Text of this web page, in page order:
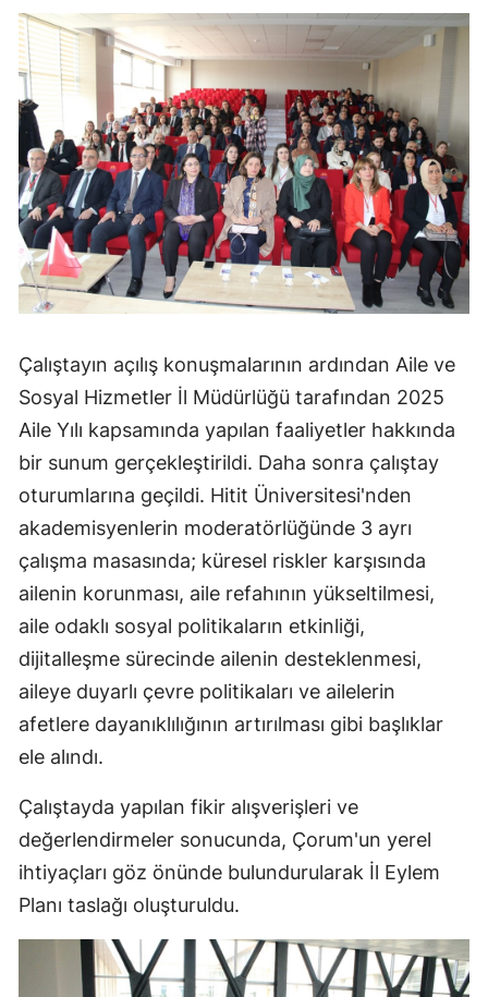
Erzincan
Erzurum
Eskişehir
Gaziantep
Giresun
Gümüşhane
Hakkari
Hatay
Isparta
İstanbul
İzmir
Kars
Kastamonu
Kayseri
Kırklareli
Kocaeli
Konya
Malatya
Manisa
Çalıştayın açılış konuşmalarının ardından Aile ve
Sosyal Hizmetler İl Müdürlüğü tarafından 2025
Aile Yılı kapsamında yapılan faaliyetler hakkında
bir sunum gerçekleştirildi. Daha sonra çalıştay
oturumlarına geçildi. Hitit Üniversitesi'nden
akademisyenlerin moderatörlüğünde 3 ayrı
çalışma masasında; küresel riskler karşısında
ailenin korunması, aile refahının yükseltilmesi,
aile odaklı sosyal politikaların etkinliği,
dijitalleşme sürecinde ailenin desteklenmesi,
aileye duyarlı çevre politikaları ve ailelerin
afetlere dayanıklılığının artırılması gibi başlıklar
ele alındı.
Çalıştayda yapılan fikir alışverişleri ve
değerlendirmeler sonucunda, Çorum'un yerel
ihtiyaçları göz önünde bulundurularak İl Eylem
Planı taslağı oluşturuldu.